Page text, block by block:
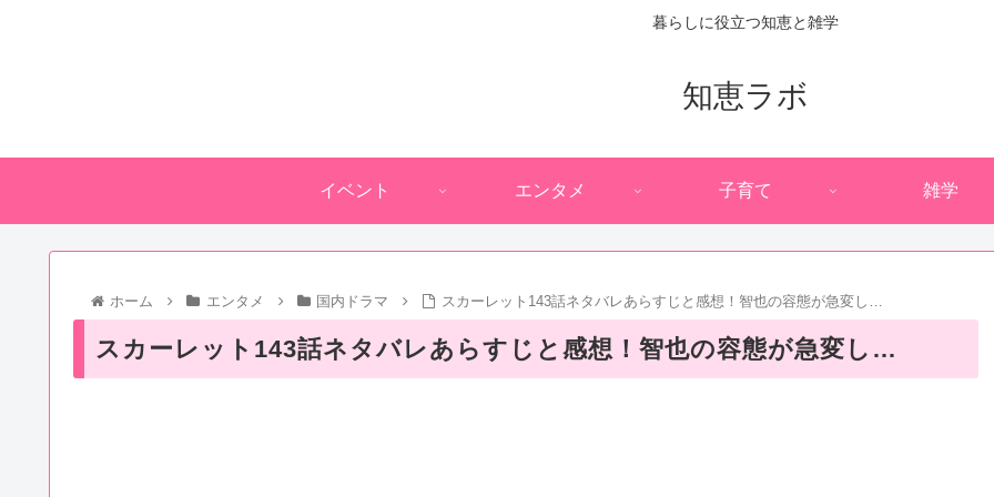
暮らしに役立つ知恵と雑学
知恵ラボ
イベント エンタメ 子育て 雑学
ホーム エンタメ 国内ドラマ スカーレット143話ネタバレあらすじと感想！智也の容態が急変し…
スカーレット143話ネタバレあらすじと感想！智也の容態が急変し…